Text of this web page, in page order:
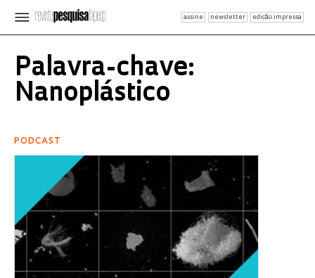
assine newsletter edição impressa
Palavra-chave:
Nanoplástico
PODCAST